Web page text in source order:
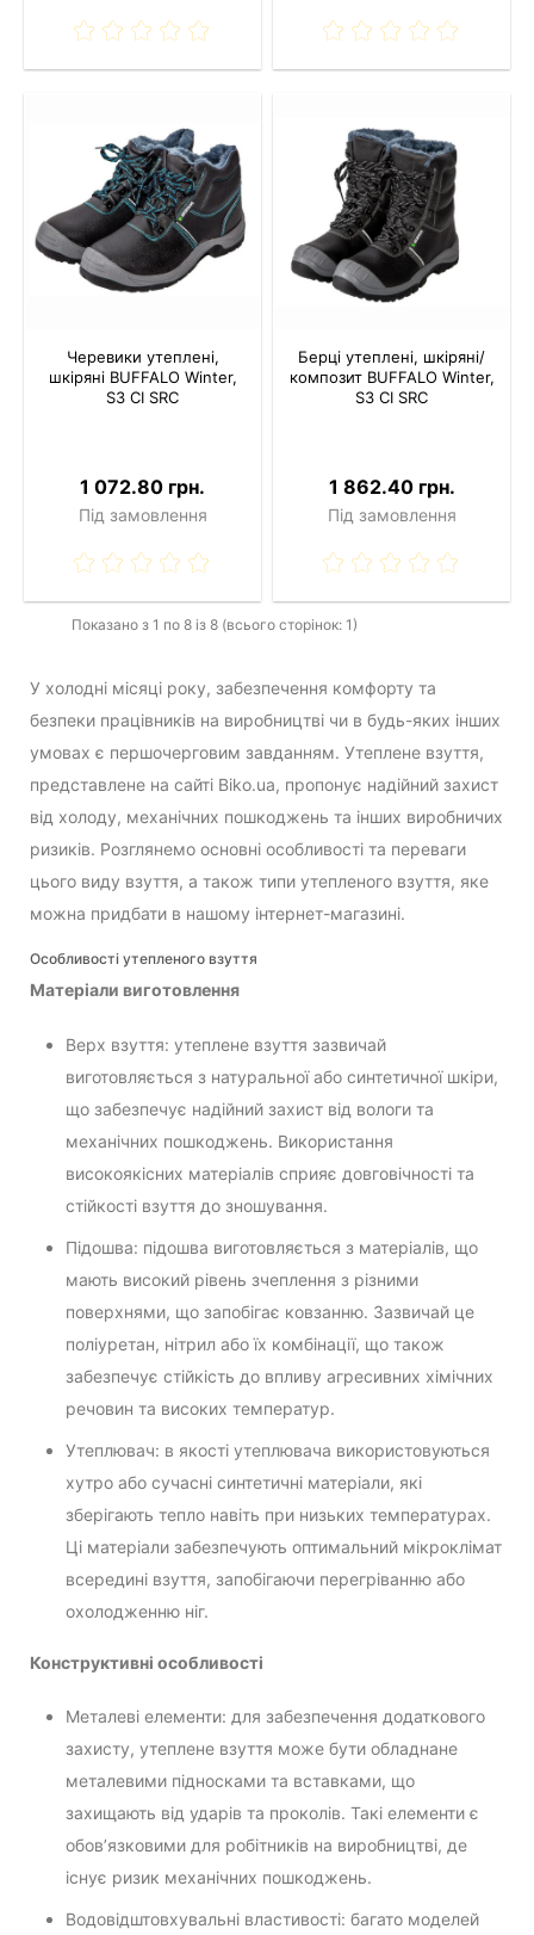
Черевики утеплені,
шкіряні BUFFALO Winter,
S3 CI SRC
1 072.80 грн.
Під замовлення
Берці утеплені, шкіряні/
композит BUFFALO Winter,
S3 CI SRC
1 862.40 грн.
Під замовлення
Показано з 1 по 8 із 8 (всього сторінок: 1)
У холодні місяці року, забезпечення комфорту та
безпеки працівників на виробництві чи в будь-яких інших
умовах є першочерговим завданням. Утеплене взуття,
представлене на сайті Biko.ua, пропонує надійний захист
від холоду, механічних пошкоджень та інших виробничих
ризиків. Розглянемо основні особливості та переваги
цього виду взуття, а також типи утепленого взуття, яке
можна придбати в нашому інтернет-магазині.
Особливості утепленого взуття
Матеріали виготовлення
Верх взуття: утеплене взуття зазвичай
виготовляється з натуральної або синтетичної шкіри,
що забезпечує надійний захист від вологи та
механічних пошкоджень. Використання
високоякісних матеріалів сприяє довговічності та
стійкості взуття до зношування.
Підошва: підошва виготовляється з матеріалів, що
мають високий рівень зчеплення з різними
поверхнями, що запобігає ковзанню. Зазвичай це
поліуретан, нітрил або їх комбінації, що також
забезпечує стійкість до впливу агресивних хімічних
речовин та високих температур.
Утеплювач: в якості утеплювача використовуються
хутро або сучасні синтетичні матеріали, які
зберігають тепло навіть при низьких температурах.
Ці матеріали забезпечують оптимальний мікроклімат
всередині взуття, запобігаючи перегріванню або
охолодженню ніг.
Конструктивні особливості
Металеві елементи: для забезпечення додаткового
захисту, утеплене взуття може бути обладнане
металевими підносками та вставками, що
захищають від ударів та проколів. Такі елементи є
обов’язковими для робітників на виробництві, де
існує ризик механічних пошкоджень.
Водовідштовхувальні властивості: багато моделей